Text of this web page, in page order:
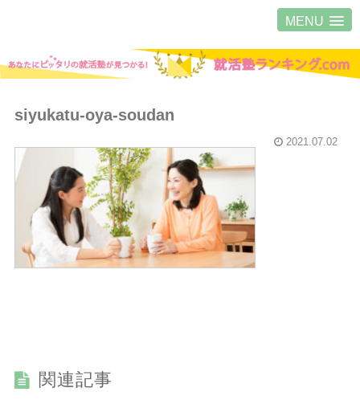
MENU
siyukatu-oya-soudan
2021.07.02
関連記事